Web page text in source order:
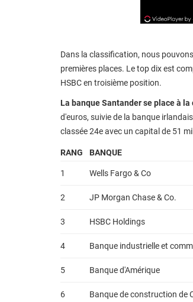
Dans la classification, nous
premières places. Le top dix est
HSBC en troisième position.
La banque Santander se place à
d'euros, suivie de la banque
classée 24e avec un capital de 51
RANG BANQUE
1 Wells Fargo & Co
2 JP Morgan Chase & Co.
3 HSBC Holdings
4 Banque industrielle et
5 Banque d'Amérique
6 Banque de construction de